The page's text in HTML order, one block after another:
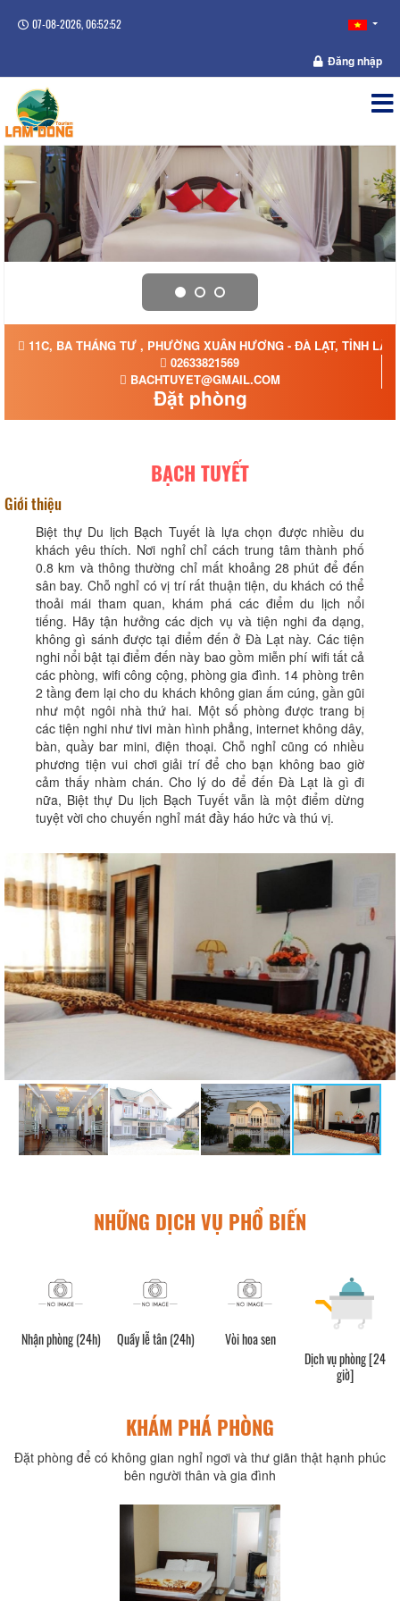
07-08-2026, 06:52:53
Đăng nhập
11C, BA THÁNG TƯ , PHƯỜNG XUÂN HƯƠNG - ĐÀ LẠT, TỈNH
02633821569
BACHTUYET@GMAIL.COM
Đặt phòng
BẠCH TUYẾT
Giới thiệu
Biệt thự Du lịch Bạch Tuyết là lựa chọn được nhiều du
khách yêu thích. Nơi nghỉ chỉ cách trung tâm thành phố
0.8 km và thông thường chỉ mất khoảng 28 phút để đến
sân bay. Chỗ nghỉ có vị trí rất thuận tiện, du khách có thể
thoải mái tham quan, khám phá các điểm du lịch nổi
tiếng. Hãy tận hưởng các dịch vụ và tiện nghi đa dạng,
không gì sánh được tại điểm đến ở Đà Lạt này. Các tiện
nghi nổi bật tại điểm đến này bao gồm miễn phí wifi tất cả
các phòng, wifi công cộng, phòng gia đình. 14 phòng trên
2 tầng đem lại cho du khách không gian ấm cúng, gần gũi
như một ngôi nhà thứ hai. Một số phòng được trang bị
các tiện nghi như tivi màn hình phẳng, internet không dây,
bàn, quầy bar mini, điện thoại. Chỗ nghỉ cũng có nhiều
phương tiện vui chơi giải trí để cho bạn không bao giờ
cảm thấy nhàm chán. Cho lý do để đến Đà Lạt là gì đi
nữa, Biệt thự Du lịch Bạch Tuyết vẫn là một điểm dừng
tuyệt vời cho chuyến nghỉ mát đầy háo hức và thú vị.
NHỮNG DỊCH VỤ PHỔ BIẾN
Nhận phòng (24h) Quầy lễ tân (24h)
Vòi hoa sen
Dịch vụ phòng [24
giờ]
KHÁM PHÁ PHÒNG
Đặt phòng để có không gian nghỉ ngơi và thư giãn thật hạnh phúc
bên người thân và gia đình